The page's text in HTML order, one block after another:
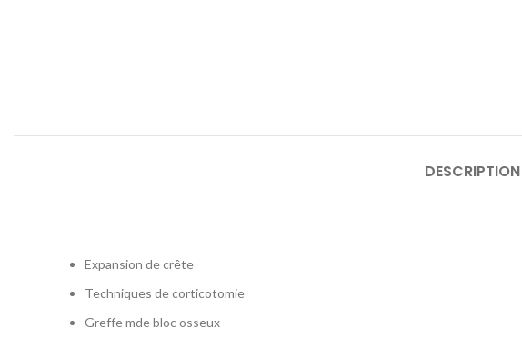
DESCRIPTION
Expansion de crête
Techniques de corticotomie
Greffe mde bloc osseux